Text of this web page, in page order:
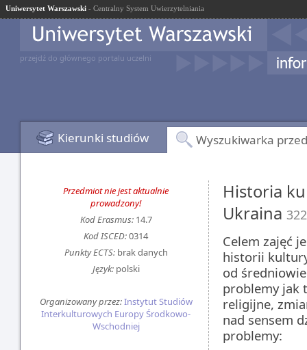
Uniwersytet Warszawski - Centralny System Uwierzytelniania
przejdź do głównego portalu uczelni
Kierunki studiów Wyszukiwarka
Przedmiot nie jest aktualnie
prowadzony!
Kod Erasmus:14.7
Kod ISCED:0314
Punkty ECTS:brak danych
Język:polski
Organizowany przez:Instytut Studiów
Interkulturowych Europy Środkowo-
Wschodniej
Historia
Ukraina
Celem zajęć
historii
od
problemy jak
religijne,
nad sensem
problemy: